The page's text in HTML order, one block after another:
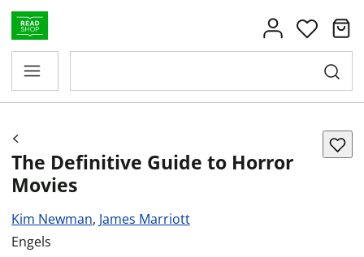
The Definitive Guide to Horror
Movies
Kim Newman, James Marriott
Engels